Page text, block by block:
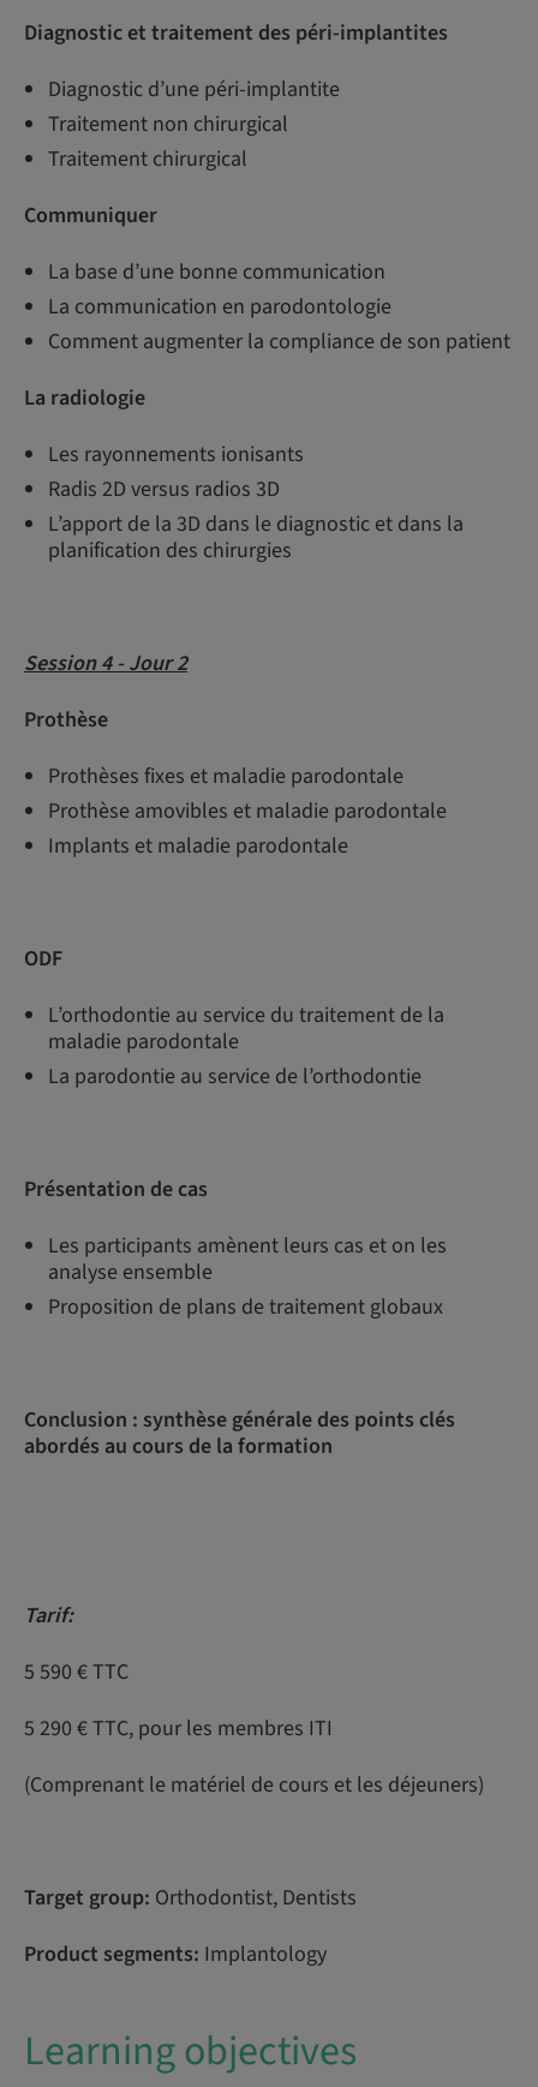
Diagnostic et traitement des péri-implantites
Diagnostic d’une péri-implantite
Traitement non chirurgical
Traitement chirurgical
Communiquer
La base d’une bonne communication
La communication en parodontologie
Comment augmenter la compliance de son patient
La radiologie
Les rayonnements ionisants
Radis 2D versus radios 3D
L’apport de la 3D dans le diagnostic et dans la
planification des chirurgies
Session 4 - Jour 2
Prothèse
Prothèses fixes et maladie parodontale
Prothèse amovibles et maladie parodontale
Implants et maladie parodontale
ODF
L’orthodontie au service du traitement de la
maladie parodontale
La parodontie au service de l’orthodontie
Présentation de cas
Les participants amènent leurs cas et on les
analyse ensemble
Proposition de plans de traitement globaux
Conclusion : synthèse générale des points clés
abordés au cours de la formation
Tarif:
5 590 € TTC
5 290 € TTC, pour les membres ITI
(Comprenant le matériel de cours et les déjeuners)
Target group: Orthodontist, Dentists
Product segments: Implantology
Learning objectives